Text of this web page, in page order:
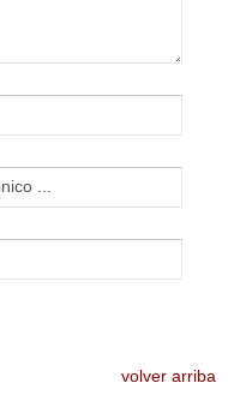
volver arriba